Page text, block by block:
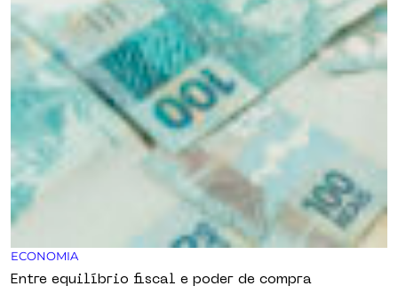
ECONOMIA
Entre equilíbrio fiscal e poder de compra